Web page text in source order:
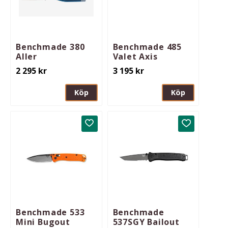
Benchmade 380
Aller
2 295 kr
Köp
Benchmade 485
Valet Axis
3 195kr
Köp
Benchmade 533
Mini Bugout
Lägg till i favoriter
Benchmade
537SGY Bailout
Lägg till i